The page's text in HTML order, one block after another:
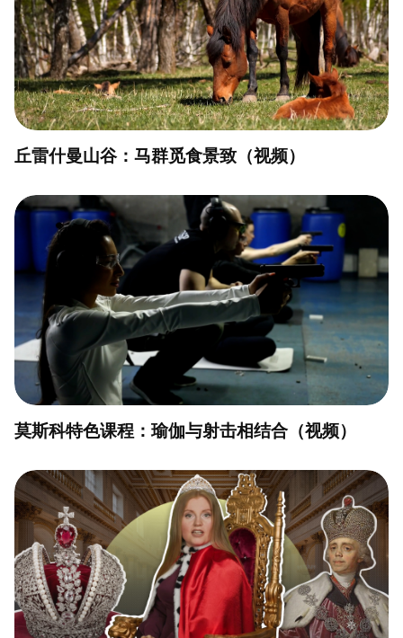
丘雷什曼山谷：马群觅食景致（视频）
莫斯科特色课程：瑜伽与射击相结合（视频）